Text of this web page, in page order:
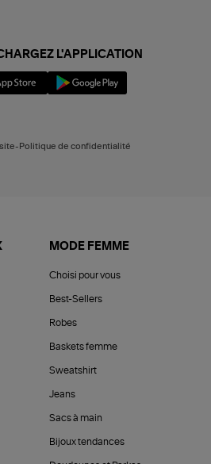
L'APPLICATION
Politique de confidentialité
MODE FEMME
Choisi pour vous
Best-Sellers
Robes
Baskets femme
Sweatshirt
Jeans
Sacs à main
Bijoux tendances